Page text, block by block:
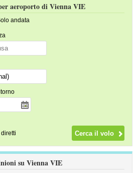
aeroporto di Vienna VIE
andata
su Vienna VIE